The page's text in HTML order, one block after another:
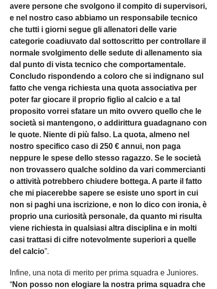
avere persone che svolgono il compito di supervisori,
e nel nostro caso abbiamo un responsabile tecnico
che tutti i giorni segue gli allenatori delle varie
categorie coadiuvato dal sottoscritto per controllare il
normale svolgimento delle sedute di allenamento sia
dal punto di vista tecnico che comportamentale.
Concludo rispondendo a coloro che si indignano sul
fatto che venga richiesta una quota associativa per
poter far giocare il proprio figlio al calcio e a tal
proposito vorrei sfatare un mito ovvero quello che le
società si mantengono, o addirittura guadagnano con
le quote. Niente di più falso. La quota, almeno nel
nostro specifico caso di 250 € annui, non paga
neppure le spese dello stesso ragazzo. Se le società
non trovassero qualche soldino da vari commercianti
o attività potrebbero chiudere bottega. A parte il fatto
che mi piacerebbe sapere se esiste uno sport in cui
non si paghi una iscrizione, e non lo dico con ironia, è
proprio una curiosità personale, da quanto mi risulta
viene richiesta in qualsiasi altra disciplina e in molti
casi trattasi di cifre notevolmente superiori a quelle
del calcio”.
Infine, una nota di merito per prima squadra e Juniores.
“Non posso non elogiare la nostra prima squadra che